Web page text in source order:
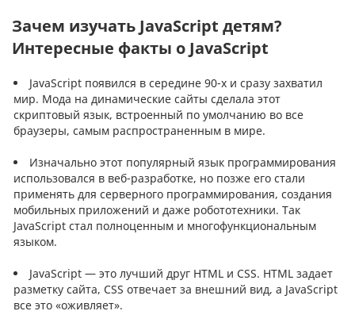
Зачем изучать JavaScript детям?
Интересные факты о JavaScript
JavaScript появился в середине 90-х и сразу захватил
мир. Мода на динамические сайты сделала этот
скриптовый язык, встроенный по умолчанию во все
браузеры, самым распространенным в мире.
Изначально этот популярный язык программирования
использовался в веб-разработке, но позже его стали
применять для серверного программирования, создания
мобильных приложений и даже робототехники. Так
JavaScript стал полноценным и многофункциональным
языком.
JavaScript — это лучший друг HTML и CSS. HTML задает
разметку сайта, CSS отвечает за внешний вид, а JavaScript
все это «оживляет».